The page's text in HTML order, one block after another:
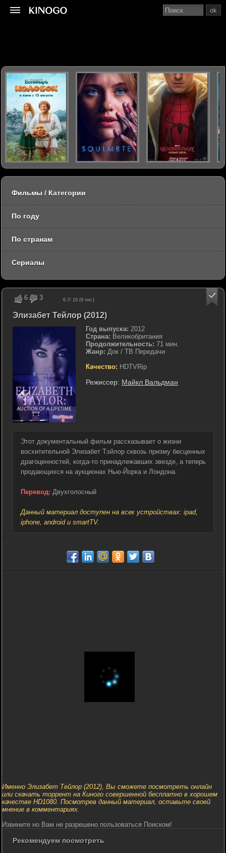
6 3 6.7/ 10 (9 гол.)
Элизабет Тейлор (2012)
Год выпуска: 2012
Страна: Великобритания
Продолжительность: 71 мин.
Жанр: Док / ТВ Передачи
Качество: HDTVRip
Режиссер: Майкл Вальдман
Этот документальный фильм рассказывает о жизни
восхитительной Элизабет Тэйлор сквозь призму бесценных
драгоценностей, когда-то принадлежавших звезде, а теперь
продающихся на аукционах Нью-Йорка и Лондона.
Перевод: Двухголосный
Данный материал доступен на всех устройствах: ipad,
iphone, android и smartTV.
Именно Элизабет Тейлор (2012), Вы сможете посмотреть онлайн
или скачать торрент на Киного совершенной бесплатно в хорошем
качестве HD1080. Посмотрев данный материал, оставьте своей
мнение в комментариях.
Извините но Вам не разрешено пользоваться Поиском!
Рекомендуем посмотреть
ok
Фильмы / Категории
По году
По странам
Сериалы